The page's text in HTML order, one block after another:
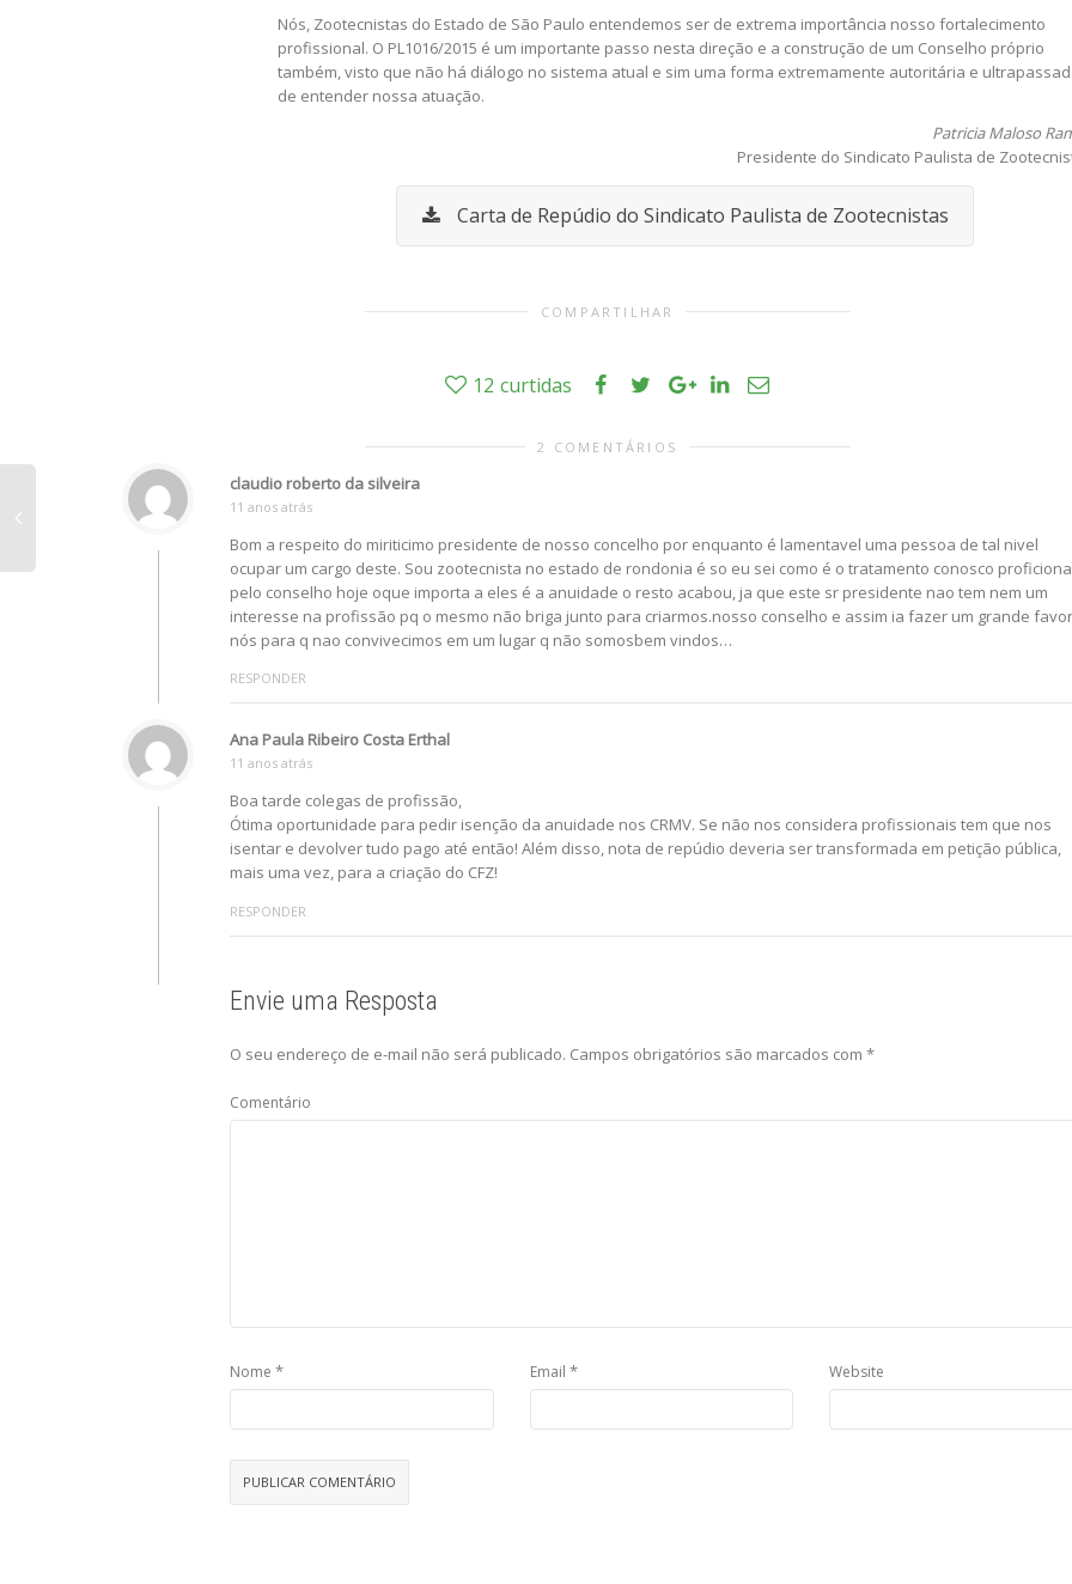
Nós, Zootecnistas do Estado de São Paulo entendemos ser de extrema importância nosso fortalecimento
profissional. O PL1016/2015 é um importante passo nesta direção e a construção de um Conselho próprio
também, visto que não há diálogo no sistema atual e sim uma forma extremamente autoritária e
de entender nossa atuação.
Patricia Maloso
Presidente do Sindicato Paulista de
Carta de Repúdio do Sindicato Paulista de Zootecnistas
COMPARTILHAR
12 curtidas
2 COMENTÁRIOS
claudio roberto da silveira
11 anos atrás
Bom a respeito do miriticimo presidente de nosso concelho por enquanto é lamentavel uma pessoa de tal nivel
ocupar um cargo deste. Sou zootecnista no estado de rondonia é so eu sei como é o tratamento conosco
pelo conselho hoje oque importa a eles é a anuidade o resto acabou, ja que este sr presidente nao tem nem um
interesse na profissão pq o mesmo não briga junto para criarmos.nosso conselho e assim ia fazer um grande
nós para q nao convivecimos em um lugar q não somosbem vindos…
RESPONDER
Ana Paula Ribeiro Costa Erthal
11 anos atrás
Boa tarde colegas de profissão,
Ótima oportunidade para pedir isenção da anuidade nos CRMV. Se não nos considera profissionais tem que nos
isentar e devolver tudo pago até então! Além disso, nota de repúdio deveria ser transformada em petição pública,
mais uma vez, para a criação do CFZ!
RESPONDER
Envie uma Resposta
O seu endereço de e-mail não será publicado. Campos obrigatórios são marcados com *
Comentário
Nome * Email * Website